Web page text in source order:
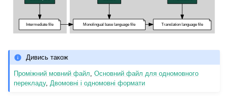
Дивись також
Проміжний мовний файл,Основний файл для одномовного
перекладу,Двомовні і одномовні формати